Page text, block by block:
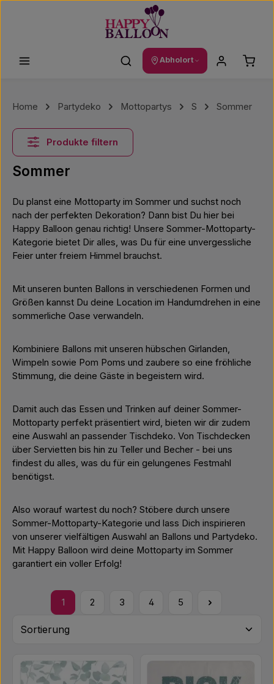
Abholort
Home Partydeko Mottopartys S Sommer
Produkte filtern
Sommer
Du planst eine Mottoparty im Sommer und suchst noch
nach der perfekten Dekoration? Dann bist Du hier bei
Happy Balloon genau richtig! Unsere Sommer-Mottoparty-
Kategorie bietet Dir alles, was Du für eine unvergessliche
Feier unter freiem Himmel brauchst.
Mit unseren bunten Ballons in verschiedenen Formen und
Größen kannst Du deine Location im Handumdrehen in eine
sommerliche Oase verwandeln.
Kombiniere Ballons mit unseren hübschen Girlanden,
Wimpeln sowie Pom Poms und zaubere so eine fröhliche
Stimmung, die deine Gäste in begeistern wird.
Damit auch das Essen und Trinken auf deiner Sommer-
Mottoparty perfekt präsentiert wird, bieten wir dir zudem
eine Auswahl an passender Tischdeko. Von Tischdecken
über Servietten bis hin zu Teller und Becher - bei uns
findest du alles, was du für ein gelungenes Festmahl
benötigst.
Also worauf wartest du noch? Stöbere durch unsere
Sommer-Mottoparty-Kategorie und lass Dich inspirieren
von unserer vielfältigen Auswahl an Ballons und Partydeko.
Mit Happy Balloon wird deine Mottoparty im Sommer
garantiert ein voller Erfolg!
Seite
1
Seite
2
Seite
3
Seite
4
Seite
5